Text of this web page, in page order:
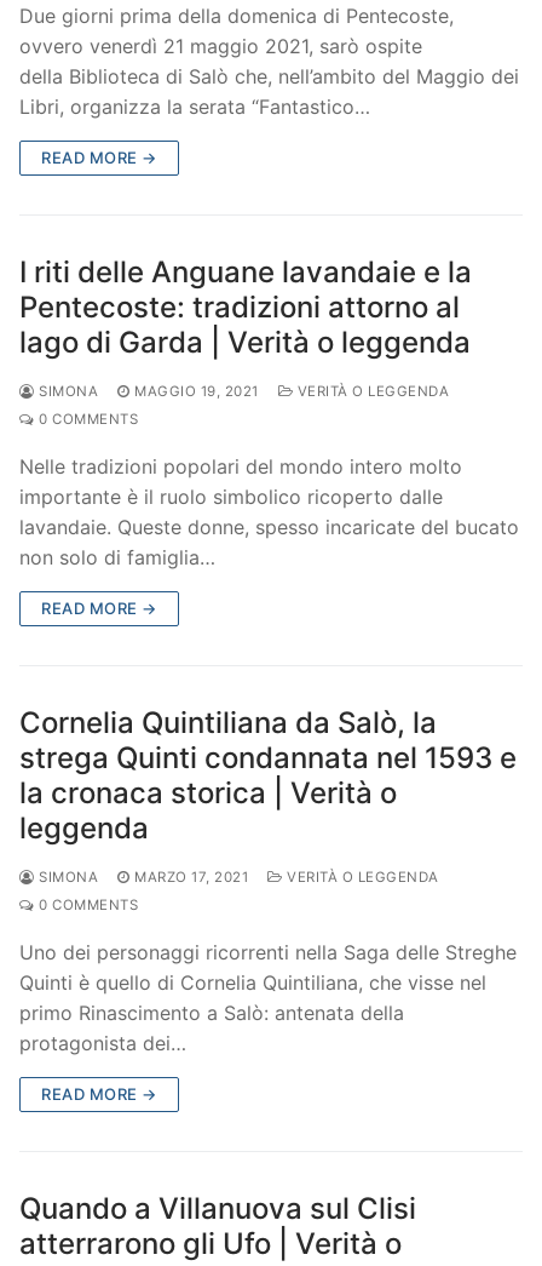
Due giorni prima della domenica di Pentecoste,
ovvero venerdì 21 maggio 2021, sarò ospite
della Biblioteca di Salò che, nell’ambito del Maggio dei
Libri, organizza la serata “Fantastico…
READ MORE →
I riti delle Anguane lavandaie e la
Pentecoste: tradizioni attorno al
lago di Garda | Verità o leggenda
SIMONA MAGGIO 19, 2021
VERITÀ O LEGGENDA
0 COMMENTS
Nelle tradizioni popolari del mondo intero molto
importante è il ruolo simbolico ricoperto dalle
lavandaie. Queste donne, spesso incaricate del bucato
non solo di famiglia…
READ MORE →
Cornelia Quintiliana da Salò, la
strega Quinti condannata nel 1593 e
la cronaca storica | Verità o
leggenda
SIMONA MARZO 17, 2021
VERITÀ O LEGGENDA
0 COMMENTS
Uno dei personaggi ricorrenti nella Saga delle Streghe
Quinti è quello di Cornelia Quintiliana, che visse nel
primo Rinascimento a Salò: antenata della
protagonista dei…
READ MORE →
Quando a Villanuova sul Clisi
atterrarono gli Ufo | Verità o